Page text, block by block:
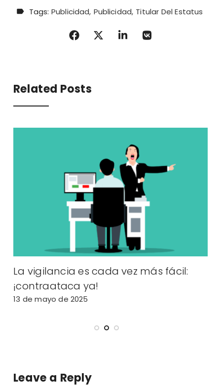
Tags: Publicidad Publicidad Titular Del Estatus
Related Posts
La vigilancia es cada vez más fácil:
¡contraataca ya!
13 de mayo de 2025
Leave a Reply